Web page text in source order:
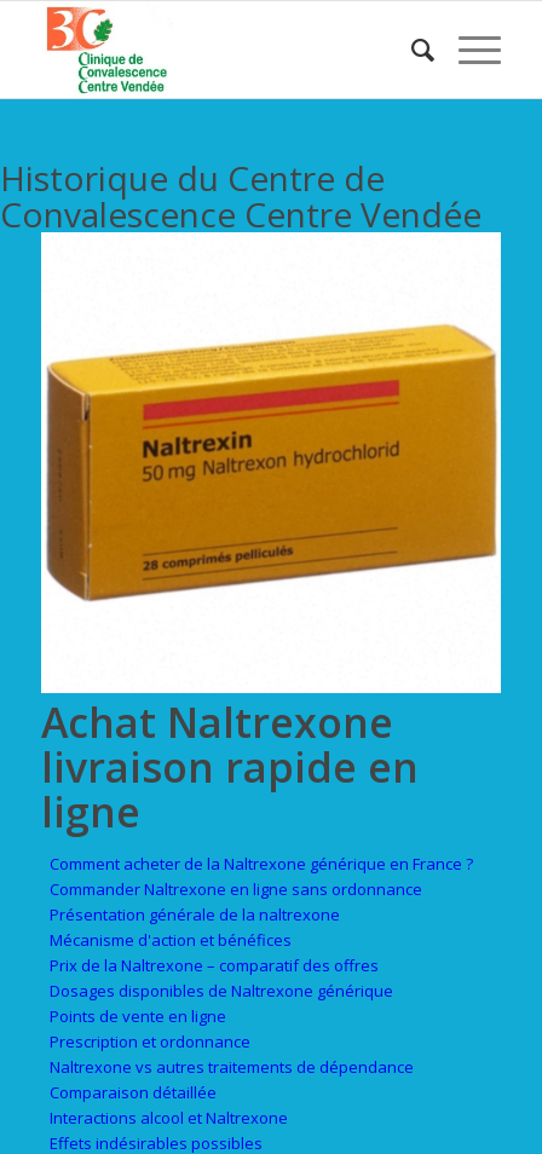
Historique du Centre de
Convalescence Centre Vendée
Achat Naltrexone
livraison rapide en
ligne
Comment acheter de la Naltrexone générique en France ?
Commander Naltrexone en ligne sans ordonnance
Présentation générale de la naltrexone
Mécanisme d'action et bénéfices
Prix de la Naltrexone – comparatif des offres
Dosages disponibles de Naltrexone générique
Points de vente en ligne
Prescription et ordonnance
Naltrexone vs autres traitements de dépendance
Comparaison détaillée
Interactions alcool et Naltrexone
Effets indésirables possibles